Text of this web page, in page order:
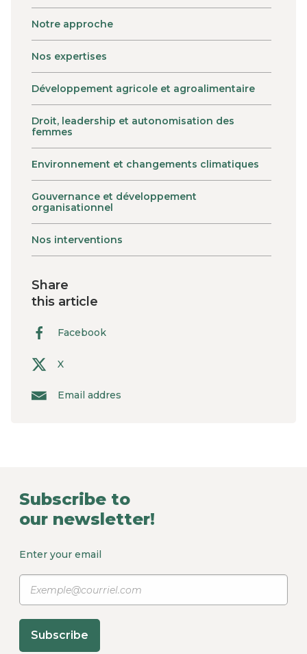
Notre approche
Nos expertises
Développement agricole et agroalimentaire
Droit, leadership et autonomisation des
femmes
Environnement et changements climatiques
Gouvernance et développement
organisationnel
Nos interventions
Share
this article
Facebook
X
Email addres
Subscribe to
our newsletter!
Enter your email
Subscribe